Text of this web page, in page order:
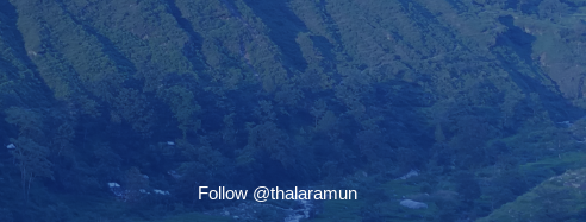
Follow @thalaramun